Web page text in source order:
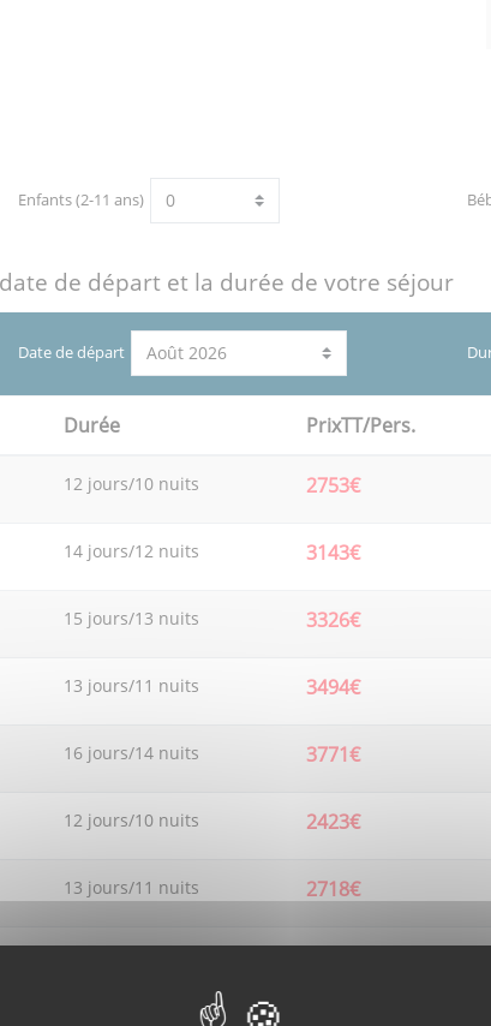
Enfants (2-11 ans)
de départ et la durée de votre séjour
Date de départ
Durée PrixTT/Pers.
12 jours/10 nuits 2753€
14 jours/12 nuits 3143€
15 jours/13 nuits 3326€
13 jours/11 nuits 3494€
16 jours/14 nuits 3771€
12 jours/10 nuits 2423€
13 jours/11 nuits 2718€